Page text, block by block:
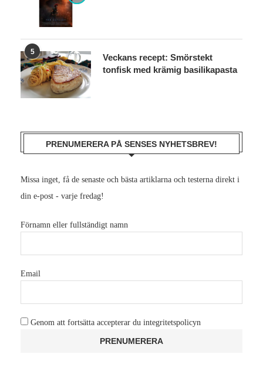
5
Veckans recept: Smörstekt
tonfisk med krämig basilikapasta
PRENUMERERA PÅ SENSES NYHETSBREV!
Missa inget, få de senaste och bästa artiklarna och testerna direkt i
din e-post - varje fredag!
Förnamn eller fullständigt namn
Email
Genom att fortsätta accepterar du integritetspolicyn